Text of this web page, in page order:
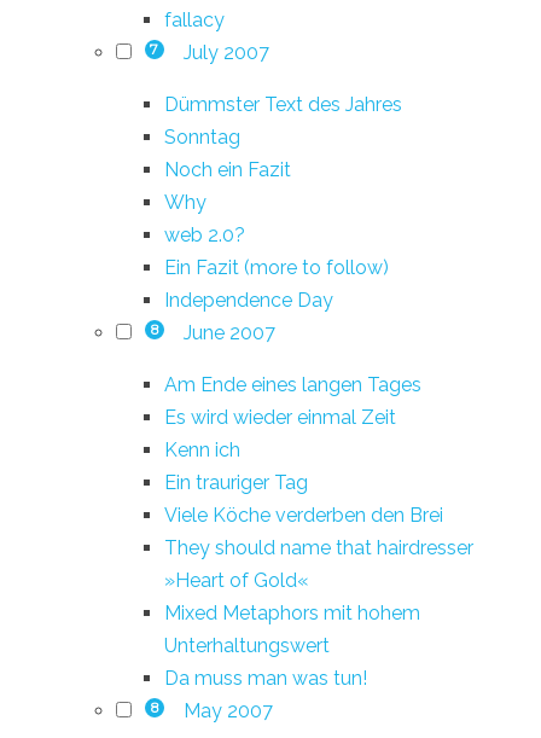
fallacy
7 July 2007
Dümmster Text des Jahres
Sonntag
Noch ein Fazit
Why
web 2.0?
Ein Fazit (more to follow)
Independence Day
8 June 2007
Am Ende eines langen Tages
Es wird wieder einmal Zeit
Kenn ich
Ein trauriger Tag
Viele Köche verderben den Brei
They should name that hairdresser
»Heart of Gold«
Mixed Metaphors mit hohem
Unterhaltungswert
Da muss man was tun!
8 May 2007